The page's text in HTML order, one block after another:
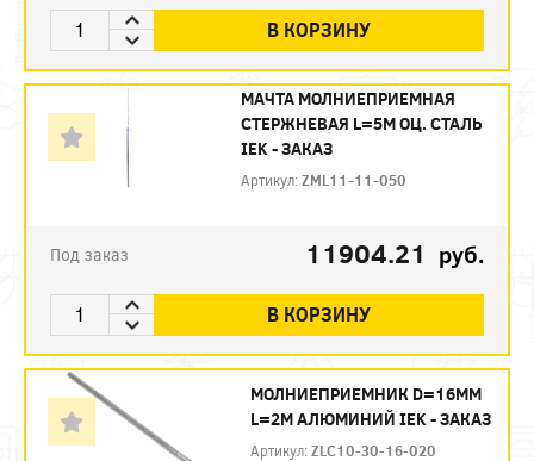
В КОРЗИНУ
МАЧТА МОЛНИЕПРИЕМНАЯ
СТЕРЖНЕВАЯ L=5М ОЦ. СТАЛЬ
IEK - ЗАКАЗ
Артикул:ZML11-11-050
Под заказ 11904.21 руб.
В КОРЗИНУ
МОЛНИЕПРИЕМНИК D=16ММ
L=2М АЛЮМИНИЙ IEK - ЗАКАЗ
Артикул:ZLC10-30-16-020